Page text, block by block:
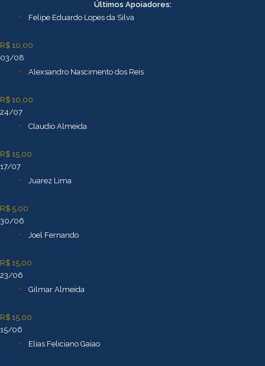
conteúdo
Últimos Apoiadores:
Felipe Eduardo Lopes da Silva
R$ 10,00
03/08
Alexsandro Nascimento dos Reis
R$ 10,00
24/07
Claudio Almeida
R$ 15,00
17/07
Juarez Lima
R$ 5,00
30/06
Joel Fernando
R$ 15,00
23/06
Gilmar Almeida
R$ 15,00
15/06
Elias Feliciano Gaiao